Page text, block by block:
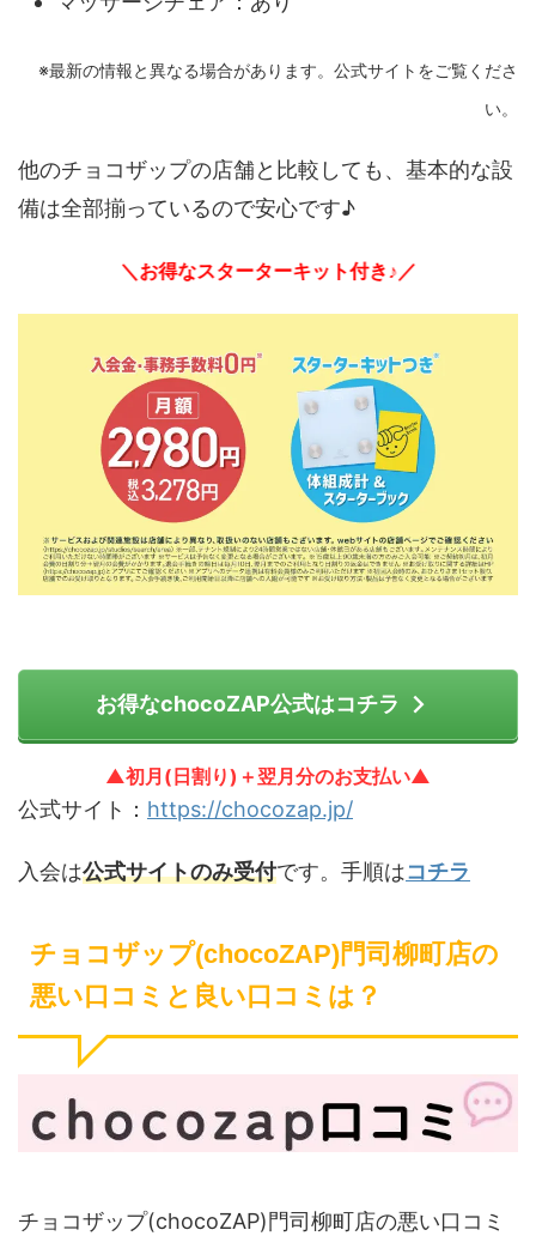
※最新の情報と異なる場合があります。公式サイトをご覧くださ
い。
他のチョコザップの店舗と比較しても、基本的な設
備は全部揃っているので安心です♪
＼お得なスターターキット付き♪／
お得なchocoZAP公式はコチラ
▲初月(日割り)＋翌月分のお支払い▲
公式サイト： https://chocozap.jp/
入会は公式サイトのみ受付です。手順はコチラ
チョコザップ(chocoZAP)門司柳町店の
悪い口コミと良い口コミは？
チョコザップ(chocoZAP)門司柳町店の悪い口コミ